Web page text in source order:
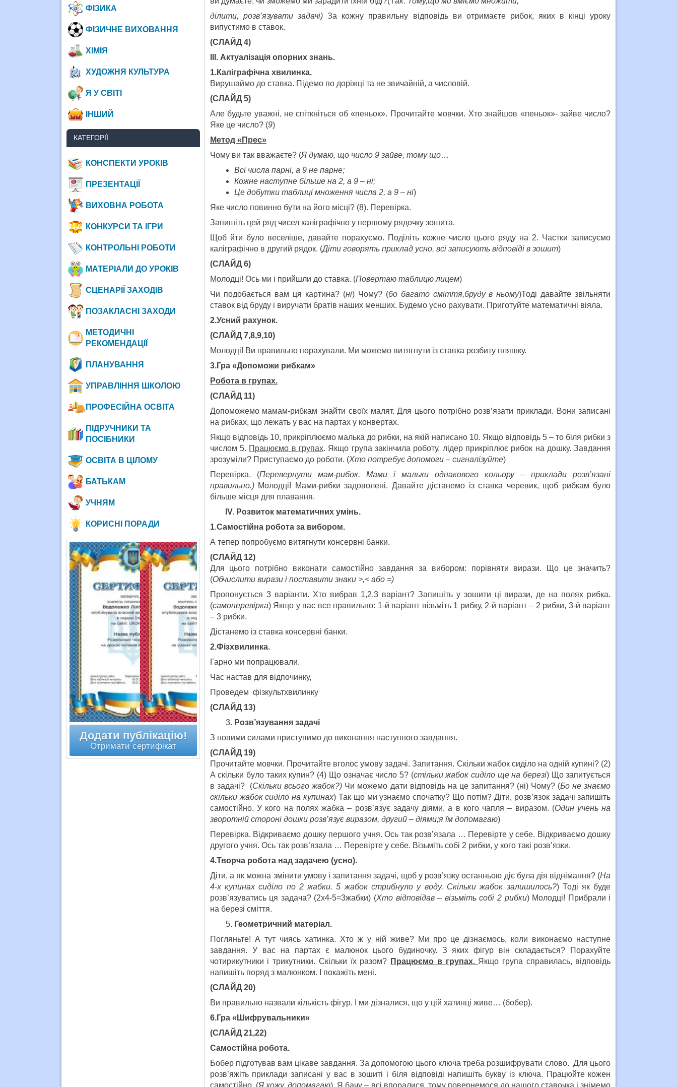
ділити, розв’язувати задачі)За кожну правильну відповідь ви отримаєте рибок, яких в кінці уроку
випустимо в ставок.
(СЛАЙД 4)
ІІІ. Актуалізація опорних знань.
1.Каліграфічна хвилинка.
Вирушаймо до ставка. Підемо по доріжці та не звичайній, а числовій.
(СЛАЙД 5)
Але будьте уважні, не спіткніться об «пеньок». Прочитайте мовчки. Хто знайшов «пеньок»- зайве число?
Яке це число? (9)
Метод «Прес»
Чому ви так вважаєте? (Я думаю, що число 9 зайве, тому що…
Всі числа парні, а 9 не парне;
Кожне наступне більше на 2, а 9 – ні;
Це добутки таблиці множення числа 2, а 9 – ні)
Яке число повинно бути на його місці? (8). Перевірка.
Запишіть цей ряд чисел каліграфічно у першому рядочку зошита.
Щоб йти було веселіше, давайте порахуємо. Поділіть кожне число цього ряду на 2. Частки записуємо
каліграфічно в другий рядок. (Діти говорять приклад усно, всі записують відповіді в зошит)
(СЛАЙД 6)
Молодці! Ось ми і прийшли до ставка. (Повертаю таблицю лицем)
Чи подобається вам ця картина? (ні) Чому? (бо багато сміття,бруду в ньому)Тоді давайте звільняти
ставок від бруду і виручати братів наших менших. Будемо усно рахувати. Приготуйте математичні віяла.
2.Усний рахунок.
(СЛАЙД 7,8,9,10)
Молодці! Ви правильно порахували. Ми можемо витягнути із ставка розбиту пляшку.
3.Гра «Допоможи рибкам»
Робота в групах.
(СЛАЙД 11)
Допоможемо мамам-рибкам знайти своїх малят. Для цього потрібно розв’язати приклади. Вони записані
на рибках, що лежать у вас на партах у конвертах.
Якщо відповідь 10, прикріплюємо малька до рибки, на якій написано 10. Якщо відповідь 5 – то біля рибки з
числом 5. Працюємо в групах. Якщо група закінчила роботу, лідер прикріплює рибок на дошку. Завдання
зрозуміли? Приступаємо до роботи. (Хто потребує допомоги – сигналізуйте)
Перевірка. (Перевернути мам-рибок. Мами і мальки однакового кольору – приклади розв’язані
правильно.)Молодці! Мами-рибки задоволені. Давайте дістанемо із ставка черевик, щоб рибкам було
більше місця для плавання.
IV. Розвиток математичних умінь.
1.Самостійна робота за вибором.
А тепер попробуємо витягнути консервні банки.
(СЛАЙД 12)
Для цього потрібно виконати самостійно завдання за вибором: порівняти вирази. Що це значить?
(Обчислити вирази і поставити знаки >,< або=)
Пропонується 3 варіанти. Хто вибрав 1,2,3 варіант? Запишіть у зошити ці вирази, де на полях рибка.
(самоперевірка) Якщо у вас все правильно: 1-й варіант візьміть 1 рибку, 2-й варіант – 2 рибки, 3-й варіант
– 3 рибки.
Дістанемо із ставка консервні банки.
2.Фізхвилинка.
Гарно ми попрацювали.
Час настав для відпочинку,
Проведем фізкультхвилинку
(СЛАЙД 13)
Розв’язування задачі
З новими силами приступимо до виконання наступного завдання.
(СЛАЙД 19)
Прочитайте мовчки. Прочитайте вголос умову задачі. Запитання. Скільки жабок сиділо на одній купині? (2)
А скільки було таких купин? (4) Що означає число 5? (стільки жабок сиділо ще на березі) Що запитується
в задачі? (Скільки всього жабок?) Чи можемо дати відповідь на це запитання? (ні) Чому? (Бо не знаємо
скільки жабок сиділо на купинах) Так що ми узнаємо спочатку? Що потім? Діти, розв’язок задачі запишіть
самостійно. У кого на полях жабка – розв’язує задачу діями, а в кого чапля – виразом. (Один учень на
зворотній стороні дошки розв’язує виразом, другий – діями;я їм допомагаю)
Перевірка. Відкриваємо дошку першого учня. Ось так розв’язала … Перевірте у себе. Відкриваємо дошку
другого учня. Ось так розв’язала … Перевірте у себе. Візьміть собі 2 рибки, у кого такі розв’язки.
4.Творча робота над задачею (усно).
Діти, а як можна змінити умову і запитання задачі, щоб у розв’язку останньою діє була дія віднімання? (На
4-х купинах сиділо по 2 жабки. 5 жабок стрибнуло у воду. Скільки жабок залишилось?) Тоді як буде
розв’язуватись ця задача? (2х4-5=3жабки) (Хто відповідав – візьміть собі 2 рибки) Молодці! Прибрали і
на березі сміття.
Геометричний матеріал.
Погляньте! А тут чиясь хатинка. Хто ж у ній живе? Ми про це дізнаємось, коли виконаємо наступне
завдання. У вас на партах є малюнок цього будиночку. З яких фігур він складається? Порахуйте
чотирикутники і трикутники. Скільки їх разом? Працюємо в групах. Якщо група справилась, відповідь
напишіть поряд з малюнком. І покажіть мені.
(СЛАЙД 20)
Ви правильно назвали кількість фігур. І ми дізналися, що у цій хатинці живе… (бобер).
6.Гра «Шифрувальники»
(СЛАЙД 21,22)
Самостійна робота.
Бобер підготував вам цікаве завдання. За допомогою цього ключа треба розшифрувати слово. Для цього
розв’яжіть приклади записані у вас в зошиті і біля відповіді напишіть букву із ключа. Працюйте кожен
ФІЗИКА
ФІЗИЧНЕ ВИХОВАННЯ
ХІМІЯ
ХУДОЖНЯ КУЛЬТУРА
Я У СВІТІ
ІНШИЙ
КАТЕГОРІЇ
КОНСПЕКТИ УРОКІВ
ПРЕЗЕНТАЦІЇ
ВИХОВНА РОБОТА
КОНКУРСИ ТА ІГРИ
КОНТРОЛЬНІ РОБОТИ
МАТЕРІАЛИ ДО УРОКІВ
СЦЕНАРІЇ ЗАХОДІВ
ПОЗАКЛАСНІ ЗАХОДИ
МЕТОДИЧНІ
РЕКОМЕНДАЦІЇ
ПЛАНУВАННЯ
УПРАВЛІННЯ ШКОЛОЮ
ПРОФЕСІЙНА ОСВІТА
ПІДРУЧНИКИ ТА
ПОСІБНИКИ
ОСВІТА В ЦІЛОМУ
БАТЬКАМ
УЧНЯМ
КОРИСНІ ПОРАДИ
Додати публікацію!
Отримати сертифікат